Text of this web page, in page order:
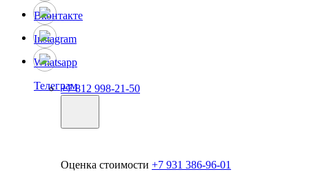
Вконтакте
Instagram
Whatsapp
Телеграм+7 812 998-21-50
Оценка стоимости +7 931 386-96-01